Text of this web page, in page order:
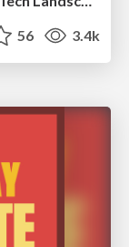
56 3.4k